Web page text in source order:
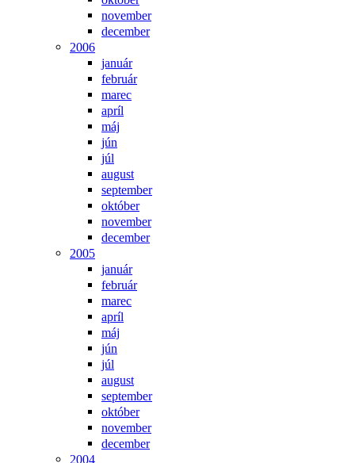
november
december
2006
január
február
marec
apríl
máj
jún
júl
august
september
október
november
december
2005
január
február
marec
apríl
máj
jún
júl
august
september
október
november
december
2004